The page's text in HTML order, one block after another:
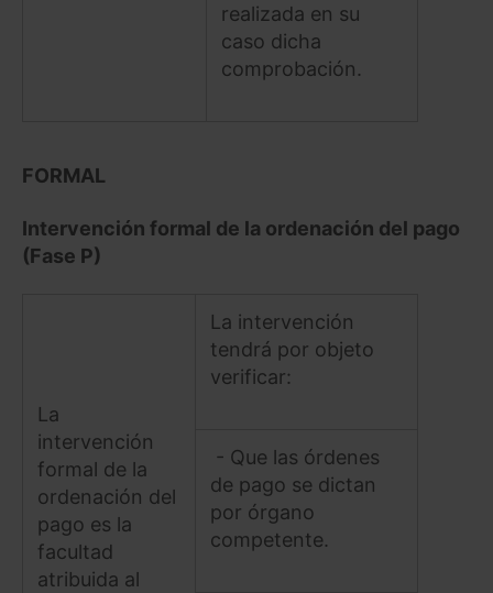
realizada en su
caso dicha
comprobación.
FORMAL
Intervención formal de la ordenación del pago
(Fase P)
La
intervención
formal de la
ordenación del
pago es la
facultad
atribuida al
La intervención
tendrá por objeto
verificar:
- Que las órdenes
de pago se dictan
por órgano
competente.